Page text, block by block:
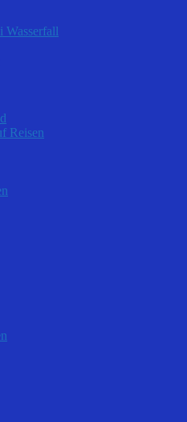
Wasserfall
Reisen